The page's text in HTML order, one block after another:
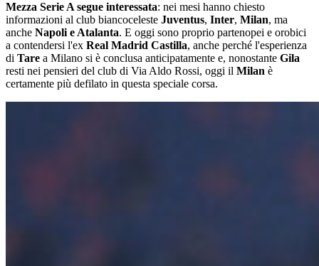
Mezza Serie A segue interessata: nei mesi hanno chiesto
informazioni al club biancoceleste Juventus, Inter, Milan, ma
anche Napoli e Atalanta. E oggi sono proprio partenopei e orobici
a contendersi l'ex Real Madrid Castilla, anche perché l'esperienza
di Tare a Milano si è conclusa anticipatamente e, nonostante Gila
resti nei pensieri del club di Via Aldo Rossi, oggi il Milan è
certamente più defilato in questa speciale corsa.